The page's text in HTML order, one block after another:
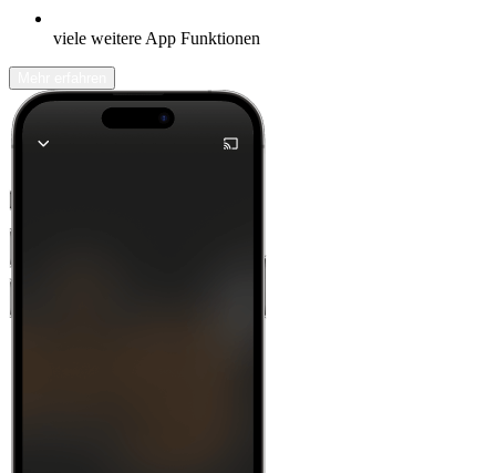
viele weitere App Funktionen